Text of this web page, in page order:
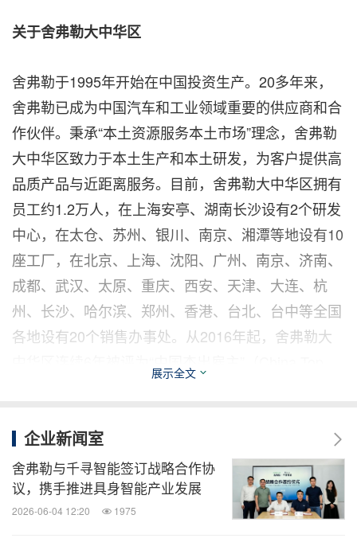
关于舍弗勒大中华区
舍弗勒于1995年开始在中国投资生产。20多年来，
舍弗勒已成为中国汽车和工业领域重要的供应商和合
作伙伴。秉承“本土资源服务本土市场”理念，舍弗勒
大中华区致力于本土生产和本土研发，为客户提供高
品质产品与近距离服务。目前，舍弗勒大中华区拥有
员工约1.2万人，在上海安亭、湖南长沙设有2个研发
中心，在太仓、苏州、银川、南京、湘潭等地设有10
座工厂，在北京、上海、沈阳、广州、南京、济南、
成都、武汉、太原、重庆、西安、天津、大连、杭
州、长沙、哈尔滨、郑州、香港、台北、台中等全国
各地设有20个销售办事处。从2016年起，舍弗勒大
在社交媒体上关注我们：
、
微博、优酷）
消息来源：舍弗勒
展示全文
企业新闻室
舍弗勒与千寻智能签订战略合作协
议，携手推进具身智能产业发展
2026-06-04 12:20 1975